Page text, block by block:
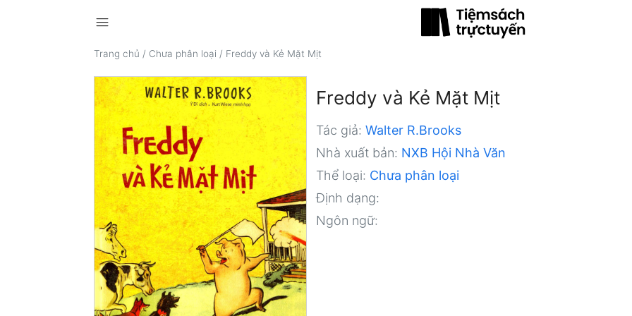
menu
Trang chủ / Chưa phân loại / Freddy và Kẻ Mặt Mịt
Freddy và Kẻ Mặt Mịt
Tác giả: Walter R.Brooks
Nhà xuất bản: NXB Hội Nhà Văn
Thể loại: Chưa phân loại
Định dạng:
Ngôn ngữ: